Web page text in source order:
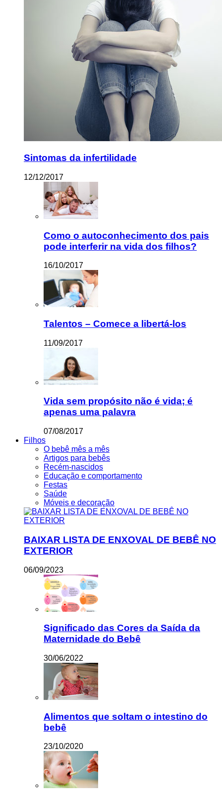
Sintomas da infertilidade
12/12/2017
Como o autoconhecimento dos pais
pode interferir na vida dos filhos?
16/10/2017
Talentos – Comece a libertá-los
11/09/2017
Vida sem propósito não é vida; é
apenas uma palavra
07/08/2017
Filhos
O bebê mês a mês
Artigos para bebês
Recém-nascidos
Educação e comportamento
Festas
Saúde
Móveis e decoração
BAIXAR LISTA DE ENXOVAL DE BEBÊ NO
EXTERIOR
06/09/2023
Significado das Cores da Saída da
Maternidade do Bebê
30/06/2022
Alimentos que soltam o intestino do
bebê
23/10/2020